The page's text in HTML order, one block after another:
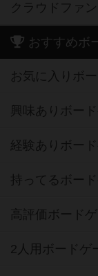
クラウドファ
おすすめボ
お気に入りボ
興味ありボー
経験ありボー
持ってるボー
高評価ボード
2人用ボードゲ